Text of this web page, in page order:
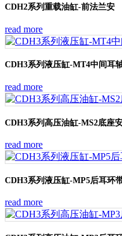
CDH2系列重载油缸-前法兰安
read more
CDH3系列液压缸-MT4中间耳
read more
CDH3系列高压油缸-MS2底座
read more
CDH3系列液压缸-MP5后耳环
read more